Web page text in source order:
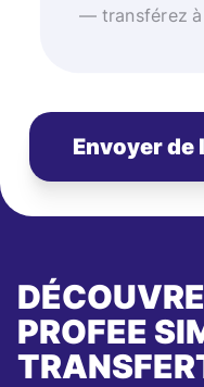
— transférez
Envoyer de
PROFEE